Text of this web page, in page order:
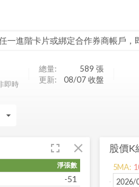
一進階卡片或綁定合作券商帳戶，
即時
總量: 589 張
更新:
08/07 收盤
arrow_drop_down
fullscreen close
淨張數
-51
股價K
2026/
5MA: